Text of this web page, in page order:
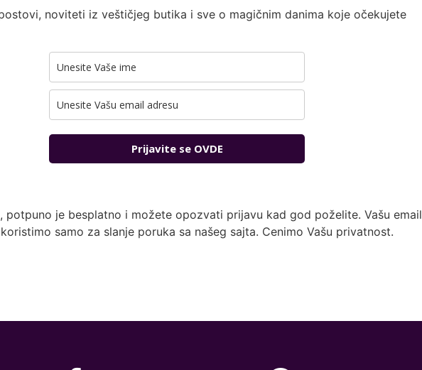
noviteti iz veštičjeg butika i sve o magičnim danima koje očekujete
Prijavite se OVDE
potpuno je besplatno i možete opozvati prijavu kad god poželite. Vašu email
samo za slanje poruka sa našeg sajta. Cenimo Vašu privatnost.